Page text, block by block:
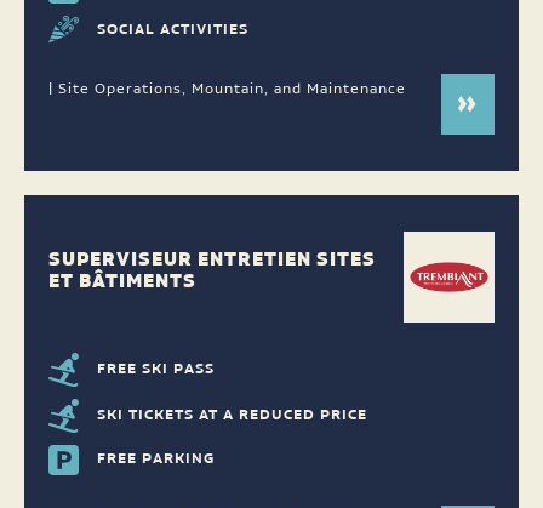
SOCIAL ACTIVITIES
| Site Operations, Mountain, and Maintenance
SUPERVISEUR ENTRETIEN SITES
ET BÂTIMENTS
FREE SKI PASS
SKI TICKETS AT A REDUCED PRICE
FREE PARKING